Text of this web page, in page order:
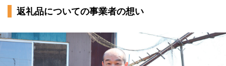
返礼品についての事業者の想い